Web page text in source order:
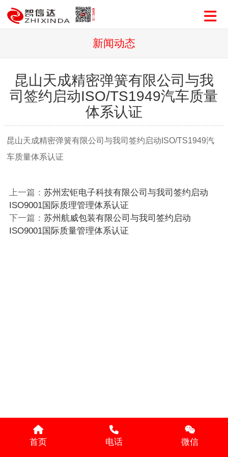
新闻动态
昆山天成精密弹簧有限公司与我
司签约启动ISO/TS1949汽车质量
体系认证
昆山天成精密弹簧有限公司与我司签约启动ISO/TS1949汽
车质量体系认证
上一篇： 苏州宏钜电子科技有限公司与我司签约启动
ISO9001国际质理管理体系认证
下一篇： 苏州航威包装有限公司与我司签约启动
ISO9001国际质量管理体系认证
首页 电话 微信